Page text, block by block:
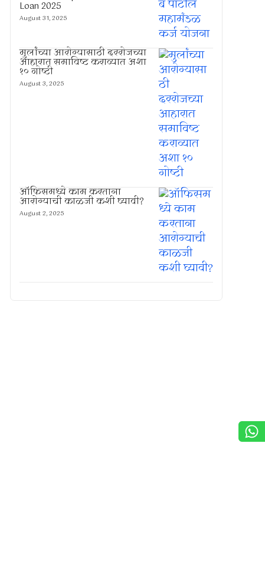
Loan 2025
August 31, 2025
मुलांच्या आरोग्यासाठी दररोजच्या
आहारात समाविष्ट कराव्यात अशा
१० गोष्टी
August 3, 2025
ऑफिसमध्ये काम करताना
आरोग्याची काळजी कशी घ्यावी?
August 2, 2025